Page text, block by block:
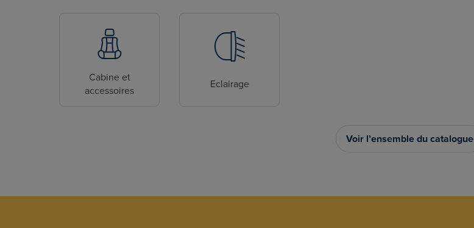
Cabine et
accessoires
Eclairage
Voir l’ensemble du catalogue